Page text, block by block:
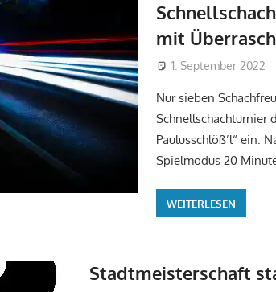
mit
1. September 2022
Nur sieben
Schnellschachturnier
Paulusschlöß’l“ ein.
Spielmodus 20
WEITERLESEN
Stadtmeisterschaft